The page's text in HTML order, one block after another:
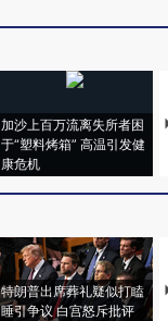
加沙上百万流离失所者困
于“塑料烤箱” 高温引发健
康危机
特朗普出席葬礼疑似打瞌
睡引争议 白宫怒斥批评